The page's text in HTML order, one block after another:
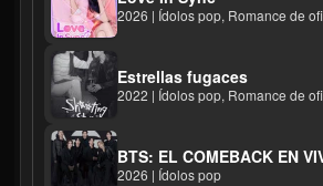
2026 | Ídolos pop, Romance de
Estrellas fugaces
2022 | Ídolos pop, Romance de
BTS: EL COMEBACK EN
2026 | Ídolos pop